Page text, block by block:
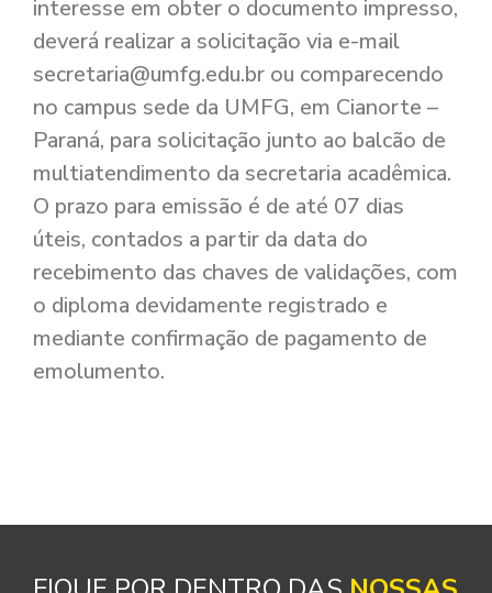
interesse em obter o documento impresso,
deverá realizar a solicitação via e-mail
secretaria@umfg.edu.br ou comparecendo
no campus sede da UMFG, em Cianorte –
Paraná, para solicitação junto ao balcão de
multiatendimento da secretaria acadêmica.
O prazo para emissão é de até 07 dias
úteis, contados a partir da data do
recebimento das chaves de validações, com
o diploma devidamente registrado e
mediante confirmação de pagamento de
emolumento.